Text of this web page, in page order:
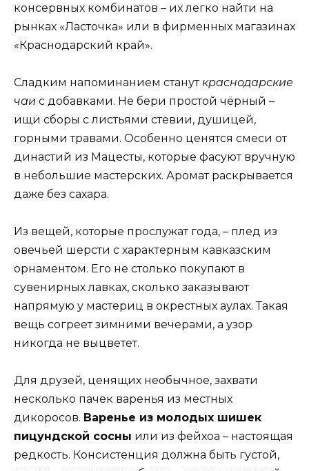
консервных комбинатов – их легко найти на
рынках «Ласточка» или в фирменных магазинах
«Краснодарский край».
Сладким напоминанием станут краснодарские
чаи с добавками. Не бери простой чёрный –
ищи сборы с листьями стевии, душицей,
горными травами. Особенно ценятся смеси от
династий из Мацесты, которые фасуют вручную
в небольшие мастерских. Аромат раскрывается
даже без сахара.
Из вещей, которые прослужат года, – плед из
овечьей шерсти с характерным кавказским
орнаментом. Его не столько покупают в
сувенирных лавках, сколько заказывают
напрямую у мастериц в окрестных аулах. Такая
вещь согреет зимними вечерами, а узор
никогда не выцветет.
Для друзей, ценящих необычное, захвати
несколько пачек варенья из местных
дикоросов. Варенье из молодых шишек
пицундской сосны или из фейхоа – настоящая
редкость. Консистенция должна быть густой,